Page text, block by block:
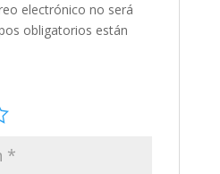
electrónico no será
obligatorios están